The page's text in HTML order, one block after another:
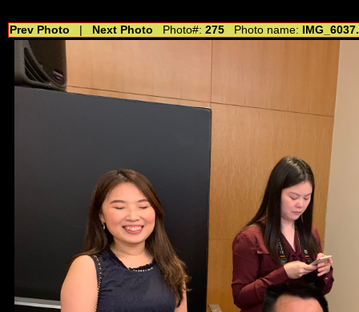
Prev Photo Next Photo Photo#: 275 Photo name: